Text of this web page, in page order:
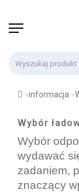
informacja
Wybór
Wybór
wydawać
zadaniem,
znaczący